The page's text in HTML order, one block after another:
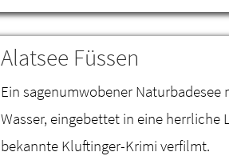
Alatsee Füssen
Ein sagenumwobener
Wasser, eingebettet in eine
bekannte Kluftinger-Krimi verfilmt.